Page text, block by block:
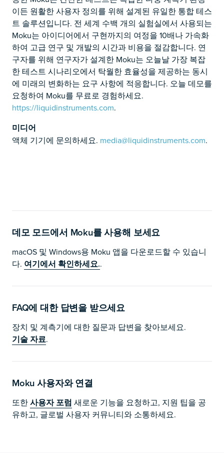
이든 원활한 사용자 정의를 위해 설계된 유일한 통합 테스
트 솔루션입니다. 전 세계 수백 개의 실험실에서 사용되는
Moku는 아이디어에서 구현까지의 여정을 10배나 가속화
하여 고급 연구 및 개발의 시간과 비용을 절감합니다. 연
구자를 위해 연구자가 설계한 Moku는 오늘날 가장 복잡
한 테스트 시나리오에서 탁월한 효율성을 제공하는 동시
에 미래의 변화하는 요구 사항에 적응합니다. 오늘 데모를
요청하여 Moku를 무료로 경험하세요.
https://liquidinstruments.com.
미디어
액체 기기에 문의하세요. media@liquidinstruments.com.
데모 모드에서 Moku를 사용해 보세요
macOS 및 Windows용 Moku 앱을 다운로드할 수 있습니
다. 여기에서 확인하세요..
FAQ에 대한 답변을 받으세요
장치 및 계측기에 대한 질문과 답변을 찾아보세요.
기술 자료.
Moku 사용자와 연결
또한사용자 포럼 새로운 기능을 요청하고, 지원 팁을 공
유하고, 글로벌 사용자 커뮤니티와 소통하세요.